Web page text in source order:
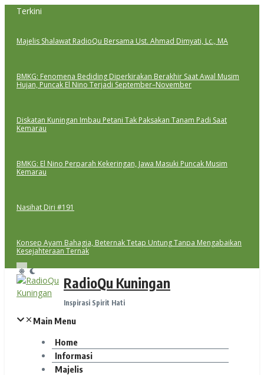
Lewati
Terkini
Majelis Shalawat RadioQu Bersama Ust. Ahmad Dimyati, Lc., MA
BMKG: Fenomena Bediding Diperkirakan Berakhir Saat Awal Musim
Hujan, Puncak El Nino Terjadi September–November
Diskatan Kuningan Imbau Petani Tak Paksakan Tanam Padi Saat
Kemarau
BMKG: El Nino Perparah Kekeringan, Jawa Masuki Puncak Musim
Kemarau
Nasihat Diri #191
Konsep Ayam Bahagia, Beternak Tetap Untung Tanpa Mengabaikan
Kesejahteraan Ternak
RadioQu Kuningan
Inspirasi Spirit Hati
Main Menu
Home
Informasi
Majelis